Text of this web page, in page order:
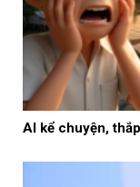
AI kể chuyện,